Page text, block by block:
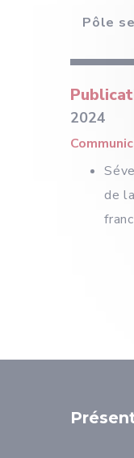
Pôle
2024
de